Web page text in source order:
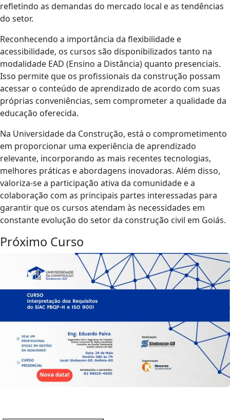
refletindo as demandas do mercado local e as tendências
do setor.
Reconhecendo a importância da flexibilidade e
acessibilidade, os cursos são disponibilizados tanto na
modalidade EAD (Ensino a Distância) quanto presenciais.
Isso permite que os profissionais da construção possam
acessar o conteúdo de aprendizado de acordo com suas
próprias conveniências, sem comprometer a qualidade da
educação oferecida.
Na Universidade da Construção, está o comprometimento
em proporcionar uma experiência de aprendizado
relevante, incorporando as mais recentes tecnologias,
melhores práticas e abordagens inovadoras. Além disso,
valoriza-se a participação ativa da comunidade e a
colaboração com as principais partes interessadas para
garantir que os cursos atendam às necessidades em
constante evolução do setor da construção civil em Goiás.
Próximo Curso